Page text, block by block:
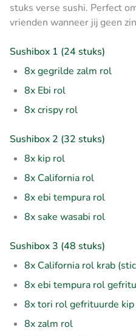
stuks verse sushi. Perfect
vrienden wanneer jij geen
Sushibox 1 (24 stuks)
8x gegrilde zalm rol
8x Ebi rol
8x crispy rol
Sushibox 2 (32 stuks)
8x kip rol
8x California rol
8x ebi tempura rol
8x sake wasabi rol
Sushibox 3 (48 stuks)
8x California rol krab
8x ebi tempura rol
8x tori rol gefrituurde kip
8x zalm rol